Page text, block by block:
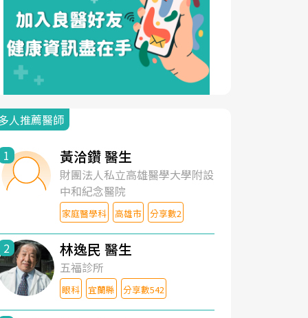
人推薦醫師
1 黃洽鑽 醫生
財團法人私立高雄醫學大學附設
中和紀念醫院
家庭醫學科 高雄市 分享數2
2 林逸民 醫生
五福診所
眼科 宜蘭縣 分享數542